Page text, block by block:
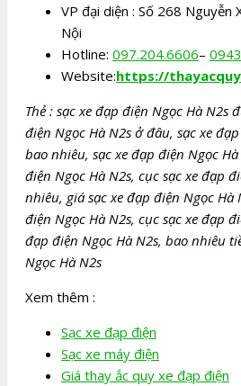
VP đại diện : Số 268 Nguyễn
Nội
Hotline: 097.204.6606–
Website:https://
Thẻ : sạc xe đạp điện Ngọc Hà N2s
điện Ngọc Hà N2s ở đâu, sạc xe
bao nhiêu, sạc xe đạp điện Ngọc
điện Ngọc Hà N2s, cục sạc xe đạp
nhiêu, giá sạc xe đạp điện Ngọc Hà
điện Ngọc Hà N2s, cục sạc xe đạp
đạp điện Ngọc Hà N2s, bao nhiêu
Ngọc Hà N2s
Xem thêm :
Sạc xe đạp điện
Sạc xe máy điện
Giá thay ắc quy xe đạp điện